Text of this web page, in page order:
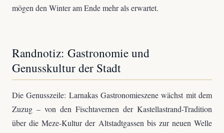
mögen den Winter am Ende mehr als erwartet.
Randnotiz: Gastronomie und
Genusskultur der Stadt
Die Genusszeile: Larnakas Gastronomieszene wächst mit dem
Zuzug – von den Fischtavernen der Kastellastrand-Tradition
über die Meze-Kultur der Altstadtgassen bis zur neuen Welle